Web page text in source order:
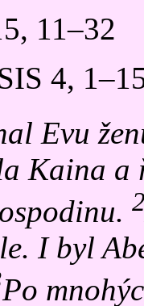
11–32
4,
Evu
Kaina a
I byl
Po